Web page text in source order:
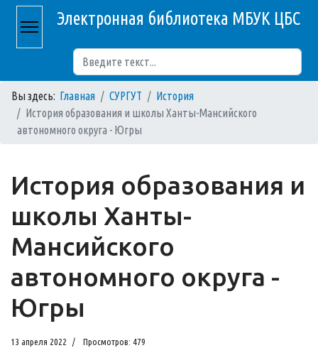
Электронная библиотека МБУК ЦБС
Вы здесь: Главная СУРГУТ
История
История образования и школы Ханты-Мансийского
автономного округа - Югры
История образования и
школы Ханты-
Мансийского
автономного округа -
Югры
13 апреля 2022 Просмотров: 479